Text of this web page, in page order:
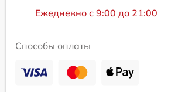
Ежедневно с 9:00 до 21:00
Способы оплаты